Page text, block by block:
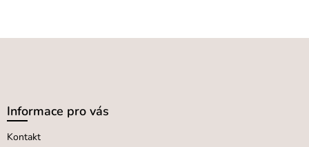
Informace pro vás
Kontakt